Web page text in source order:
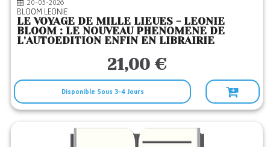
20-05-2026
BLOOM LEONIE
LE VOYAGE DE MILLE LIEUES - LEONIE
BLOOM : LE NOUVEAU PHENOMENE DE
L'AUTOEDITION ENFIN EN LIBRAIRIE
21,00 €
Disponible Sous 3-4 Jours